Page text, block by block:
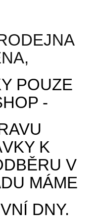
VÝPRODEJ!
vel. 12
EN 388,...
POUZE
-
K
V
MÁME
DNY.